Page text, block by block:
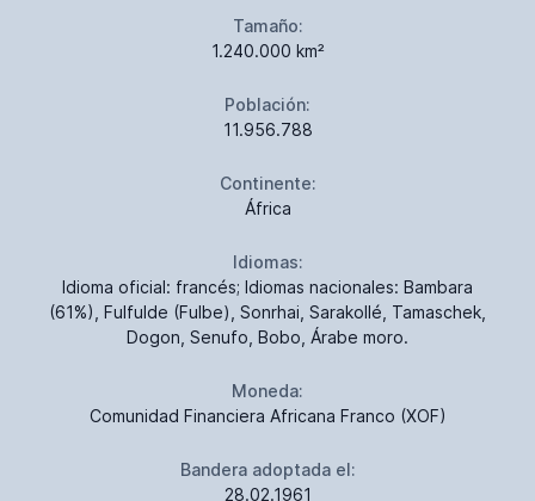
Tamaño:
1.240.000 km²
Población:
11.956.788
Continente:
África
Idiomas:
Idioma oficial: francés; Idiomas nacionales: Bambara
(61%), Fulfulde (Fulbe), Sonrhai, Sarakollé, Tamaschek,
Dogon, Senufo, Bobo, Árabe moro.
Moneda:
Comunidad Financiera Africana Franco (XOF)
Bandera adoptada el:
28.02.1961